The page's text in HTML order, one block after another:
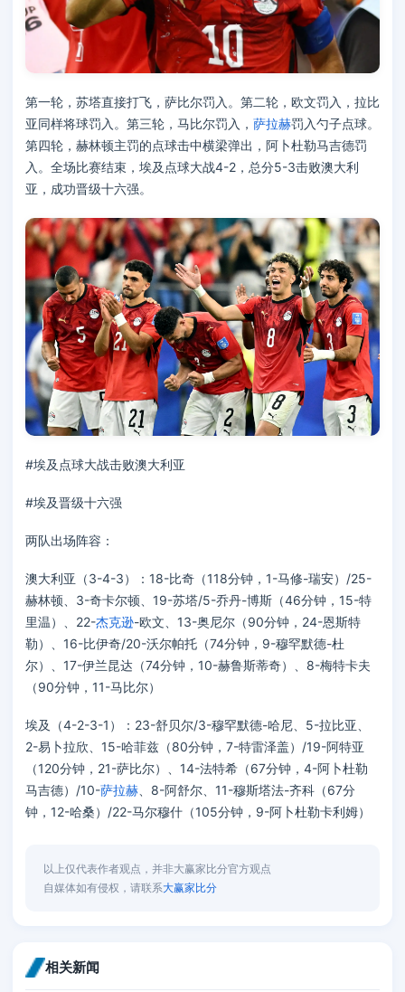
第一轮，苏塔直接打飞，萨比尔罚入。第二轮，欧文罚入，拉比
亚同样将球罚入。第三轮，马比尔罚入， 萨拉赫罚入勺子点球。
第四轮，赫林顿主罚的点球击中横梁弹出，阿卜杜勒马吉德罚
入。全场比赛结束，埃及点球大战4-2，总分5-3击败澳大利
亚，成功晋级十六强。
#埃及点球大战击败澳大利亚
#埃及晋级十六强
两队出场阵容：
澳大利亚（3-4-3）：18-比奇（118分钟，1-马修-瑞安）/25-
赫林顿、3-奇卡尔顿、19-苏塔/5-乔丹-博斯（46分钟，15-特
里温）、22-杰克逊-欧文、13-奥尼尔（90分钟，24-恩斯特
勒）、16-比伊奇/20-沃尔帕托（74分钟，9-穆罕默德-杜
尔）、17-伊兰昆达（74分钟，10-赫鲁斯蒂奇）、8-梅特卡夫
（90分钟，11-马比尔）
埃及（4-2-3-1）：23-舒贝尔/3-穆罕默德-哈尼、5-拉比亚、
2-易卜拉欣、15-哈菲兹（80分钟，7-特雷泽盖）/19-阿特亚
（120分钟，21-萨比尔）、14-法特希（67分钟，4-阿卜杜勒
马吉德）/10-萨拉赫、8-阿舒尔、11-穆斯塔法-齐科（67分
钟，12-哈桑）/22-马尔穆什（105分钟，9-阿卜杜勒卡利姆）
以上仅代表作者观点，并非大赢家比分官方观点
自媒体如有侵权，请联系大赢家比分
相关新闻